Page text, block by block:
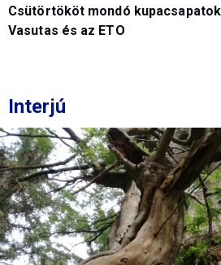
Csütörtököt mondó
Vasutas és az ETO
Interjú